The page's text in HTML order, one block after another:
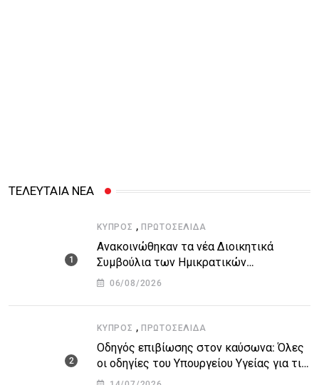
ΤΕΛΕΥΤΑΙΑ ΝΕΑ
ΚΎΠΡΟΣ , ΠΡΩΤΟΣΈΛΙΔΑ
Ανακοινώθηκαν τα νέα Διοικητικά
Συμβούλια των Ημικρατικών
Οργανισμών – Όλη η λίστα με τα
06/08/2026
ΚΎΠΡΟΣ , ΠΡΩΤΟΣΈΛΙΔΑ
Οδηγός επιβίωσης στον καύσωνα: Όλες
οι οδηγίες του Υπουργείου Υγείας για τις
υψηλές θερμοκρασίες